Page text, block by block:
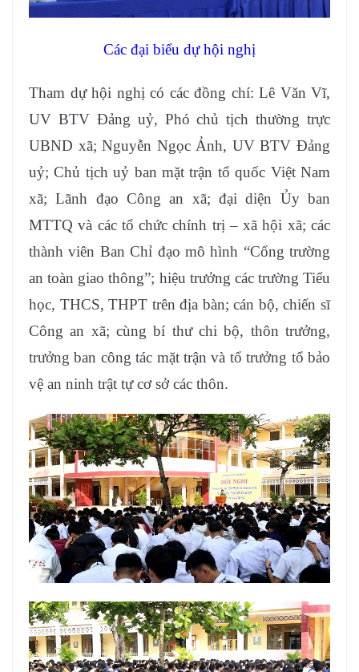
Các đại biểu dự hội nghị
Tham dự hội nghị có các đồng chí: Lê Văn Vĩ,
UV BTV Đảng uỷ, Phó chủ tịch thường trực
UBND xã; Nguyễn Ngọc Ảnh, UV BTV Đảng
uỷ; Chủ tịch uỷ ban mặt trận tổ quốc Việt Nam
xã; Lãnh đạo Công an xã; đại diện Ủy ban
MTTQ và các tổ chức chính trị – xã hội xã; các
thành viên Ban Chỉ đạo mô hình “Cổng trường
an toàn giao thông”; hiệu trưởng các trường Tiểu
học, THCS, THPT trên địa bàn; cán bộ, chiến sĩ
Công an xã; cùng bí thư chi bộ, thôn trưởng,
trưởng ban công tác mặt trận và tổ trưởng tổ bảo
vệ an ninh trật tự cơ sở các thôn.